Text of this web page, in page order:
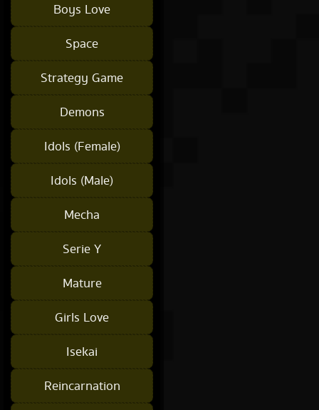
Boys Love
Space
Strategy Game
Demons
Idols (Female)
Idols (Male)
Mecha
Serie Y
Mature
Girls Love
Isekai
Reincarnation